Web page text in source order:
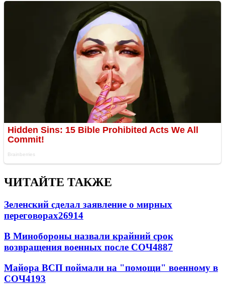
ЧИТАЙТЕ ТАКЖЕ
Зеленский сделал заявление о мирных
переговорах26914
В Минобороны назвали крайний срок
возвращения военных после СОЧ4887
Майора ВСП поймали на "помощи" военному в
СОЧ4193